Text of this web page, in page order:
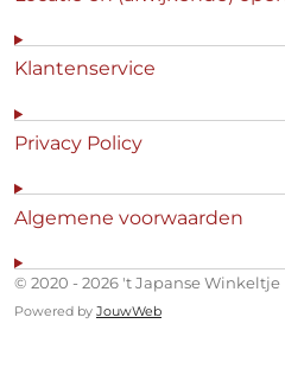
Klantenservice
Privacy Policy
Algemene voorwaarden
© 2020 - 2026 't Japanse Winkeltje
Powered by JouwWeb